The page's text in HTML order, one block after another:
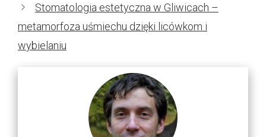
Stomatologia estetyczna w Gliwicach –
metamorfoza uśmiechu dzięki licówkom i
wybielaniu